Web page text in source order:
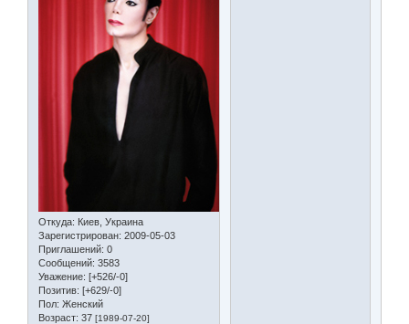
Откуда: Киев, Украина
Зарегистрирован: 2009-05-03
Приглашений: 0
Сообщений: 3583
Уважение: [+526/-0]
Позитив: [+629/-0]
Пол: Женский
Возраст: 37 [1989-07-20]